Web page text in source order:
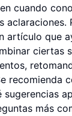
cuando
aclaraciones.
artículo que
ciertas
recomienda
sugerencias
más